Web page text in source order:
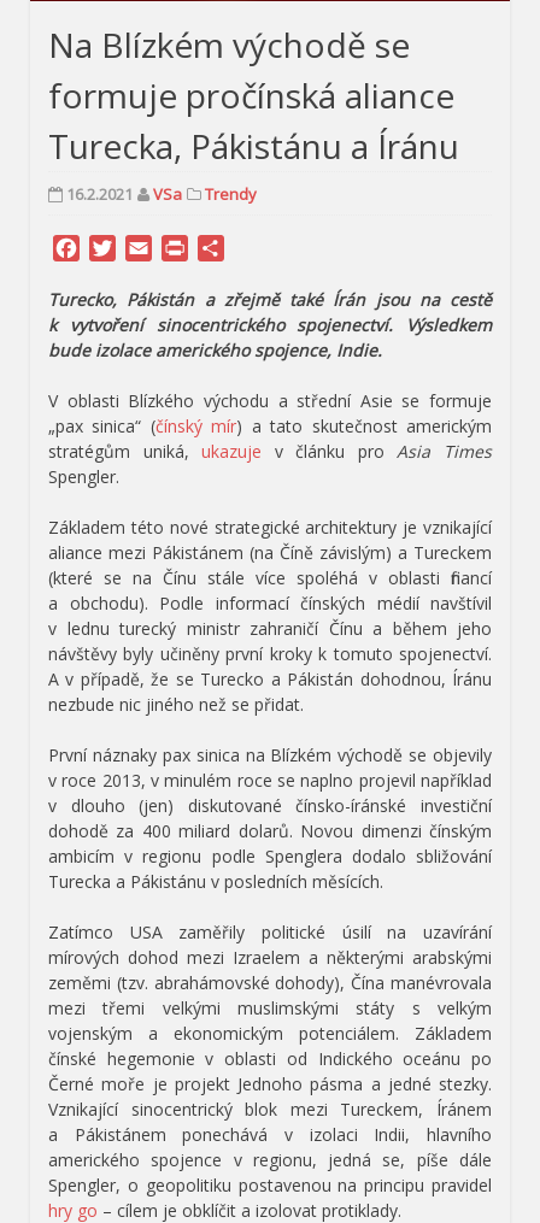
Na Blízkém východě se
formuje pročínská aliance
Turecka, Pákistánu a Íránu
16.2.2021 VSa Trendy
Facebook
Twitter
Email Print
Turecko, Pákistán a zřejmě také Írán jsou na cestě
k vytvoření sinocentrického spojenectví. Výsledkem
bude izolace amerického spojence, Indie.
V oblasti Blízkého východu a střední Asie se formuje
„pax sinica“ (čínský mír) a tato skutečnost americkým
stratégům uniká,ukazuje v článku pro Asia Times
Spengler.
Základem této nové strategické architektury je vznikající
aliance mezi Pákistánem (na Číně závislým) a Tureckem
(které se na Čínu stále více spoléhá v oblasti financí
a obchodu). Podle informací čínských médií navštívil
v lednu turecký ministr zahraničí Čínu a během jeho
návštěvy byly učiněny první kroky k tomuto spojenectví.
A v případě, že se Turecko a Pákistán dohodnou, Íránu
nezbude nic jiného než se přidat.
První náznaky pax sinica na Blízkém východě se objevily
v roce 2013, v minulém roce se naplno projevil například
v dlouho (jen) diskutované čínsko-íránské investiční
dohodě za 400 miliard dolarů. Novou dimenzi čínským
ambicím v regionu podle Spenglera dodalo sbližování
Turecka a Pákistánu v posledních měsících.
Zatímco USA zaměřily politické úsilí na uzavírání
mírových dohod mezi Izraelem a některými arabskými
zeměmi (tzv. abrahámovské dohody), Čína manévrovala
mezi třemi velkými muslimskými státy s velkým
vojenským a ekonomickým potenciálem. Základem
čínské hegemonie v oblasti od Indického oceánu po
Černé moře je projekt Jednoho pásma a jedné stezky.
Vznikající sinocentrický blok mezi Tureckem, Íránem
a Pákistánem ponechává v izolaci Indii, hlavního
amerického spojence v regionu, jedná se, píše dále
Spengler, o geopolitiku postavenou na principu pravidel
hry go – cílem je obklíčit a izolovat protiklady.